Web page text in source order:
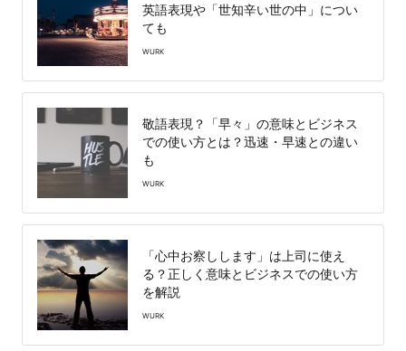
英語表現や「世知辛い世の中」につい
ても
WURK
敬語表現？「早々」の意味とビジネス
での使い方とは？迅速・早速との違い
も
WURK
「心中お察しします」は上司に使え
る？正しく意味とビジネスでの使い方
を解説
WURK